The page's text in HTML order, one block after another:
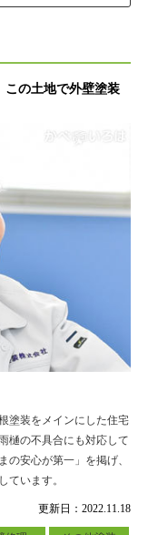
この土地で外壁塗装
更新日：2022.11.18
塗装をメインにした住宅
樋の不具合にも対応して
の安心が第一」を掲げ、
ています。